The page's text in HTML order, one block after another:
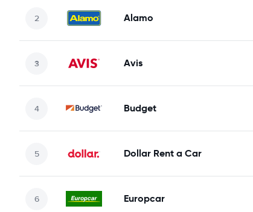
Alamo
Avis
Budget
Dollar Rent a Car
Europcar